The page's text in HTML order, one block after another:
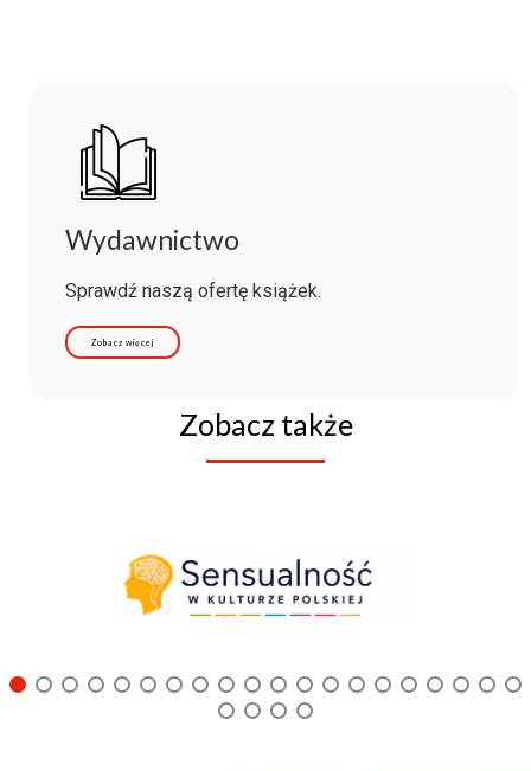
Wydawnictwo
Sprawdź naszą ofertę książek.
Zobacz więcej
Zobacz także